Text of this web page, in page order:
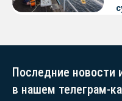
Последние
в нашем телеграм-